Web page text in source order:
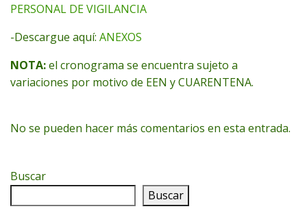
PERSONAL DE VIGILANCIA
-Descargue aquí: ANEXOS
NOTA:el cronograma se encuentra sujeto a
variaciones por motivo de EEN y CUARENTENA.
No se pueden hacer más comentarios en esta entrada.
Buscar
Buscar